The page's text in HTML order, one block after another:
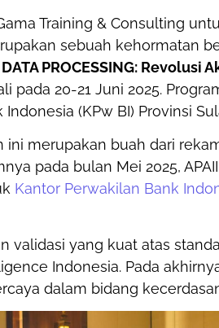
Training & Consulting
sebuah kehormatan
DATA PROCESSING:
pada 20-21 Juni 2025.
(KPw BI) Provinsi
merupakan buah dari
pada bulan Mei 2025,
Kantor Perwakilan Bank
validasi yang kuat atas
Indonesia. Pada
dalam bidang